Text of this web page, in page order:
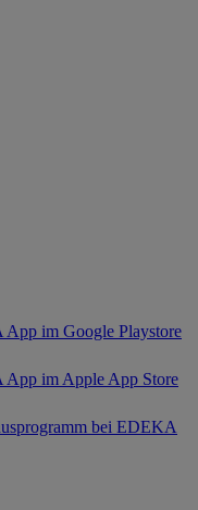
im Google Playstore
im Apple App Store
bei EDEKA